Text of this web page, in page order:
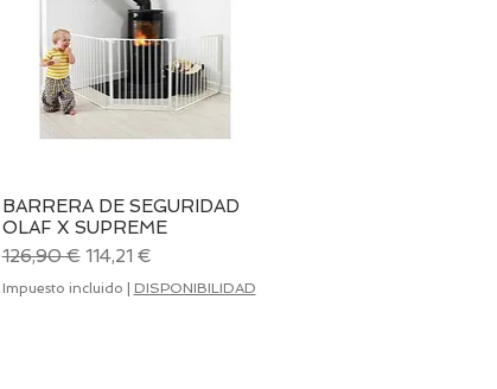
Vista rápida
BARRERA DE SEGURIDAD
OLAF X SUPREME
Precio
126,90 € Precio de oferta
114,21 €
Impuesto incluido | DISPONIBILIDAD